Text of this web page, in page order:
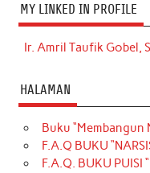
MY LINKED IN PROFILE
Ir. Amril Taufik Gobel,
HALAMAN
Buku “Membangun
F.A.Q BUKU
F.A.Q. BUKU PUISI